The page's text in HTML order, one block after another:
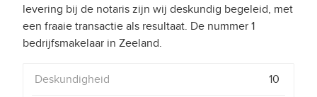
levering bij de notaris zijn wij deskundig begeleid, met
een fraaie transactie als resultaat. De nummer 1
Deskundigheid 10